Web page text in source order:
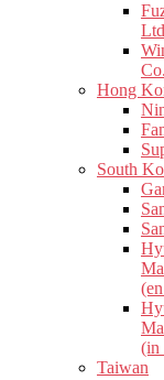
Co.
Hong
South
(in
Taiwan